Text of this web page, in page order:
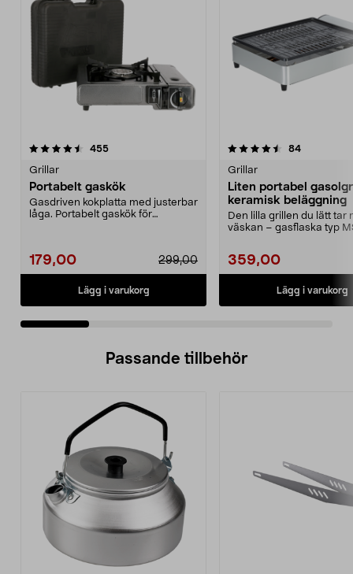
455recensioner
Grillar
Portabelt gaskök
Gasdriven kokplatta med justerbar
låga. Portabelt gaskök för
179,00 299,00
Lägg i varukorg
4.5 av 5 stjärnor 84recensioner
Grillar
Liten portabel
keramisk beläggning
Den lilla grillen du lätt tar
väskan – gasflaska typ
359,00
Lägg i varukorg
4.5 av 5 stjärnor
Passande tillbehör